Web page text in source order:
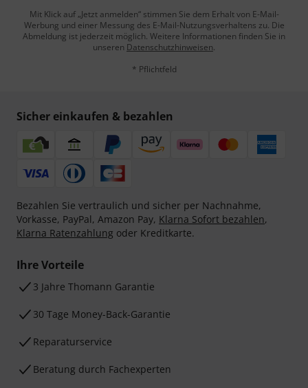
Mit Klick auf „Jetzt anmelden“ stimmen Sie dem Erhalt von E-Mail-
Werbung und einer Messung des E-Mail-Nutzungsverhaltens zu. Die
Abmeldung ist jederzeit möglich. Weitere Informationen finden Sie in
unseren Datenschutzhinweisen.
* Pflichtfeld
Sicher einkaufen & bezahlen
Bezahlen Sie vertraulich und sicher per Nachnahme,
Vorkasse, PayPal, Amazon Pay, Klarna Sofort bezahlen,
Klarna Ratenzahlung oder Kreditkarte.
Ihre Vorteile
3 Jahre Thomann Garantie
30 Tage Money-Back-Garantie
Reparaturservice
Beratung durch Fachexperten